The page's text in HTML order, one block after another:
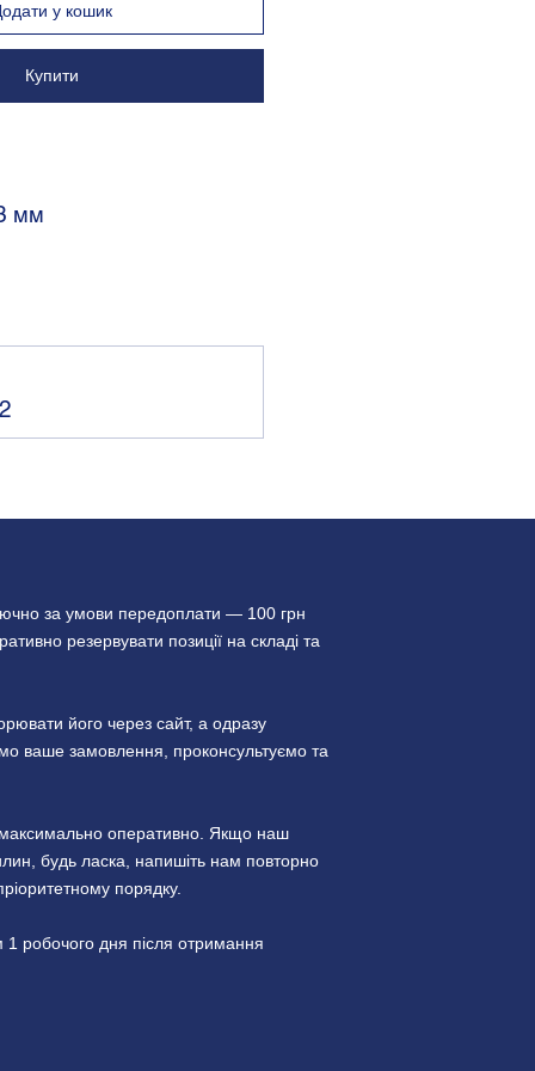
у кошик
Купити
мм
за умови передоплати — 100 грн
резервувати позиції на складі та
його через сайт, а одразу
ваше замовлення, проконсультуємо та
максимально оперативно. Якщо наш
будь ласка, напишіть нам повторно
порядку.
1 робочого дня після отримання